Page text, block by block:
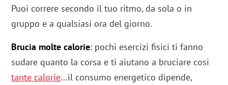
Puoi correre secondo il tuo ritmo, da sola o in
gruppo e a qualsiasi ora del giorno.
Brucia molte calorie: pochi esercizi fisici ti fanno
sudare quanto la corsa e ti aiutano a bruciare cosi
tante calorie…il consumo energetico dipende,